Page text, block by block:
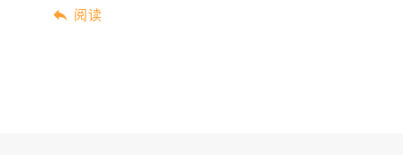
阅读